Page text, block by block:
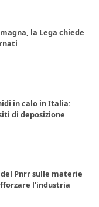
la Lega chiede
in calo in Italia:
di deposizione
Pnrr sulle materie
l’industria